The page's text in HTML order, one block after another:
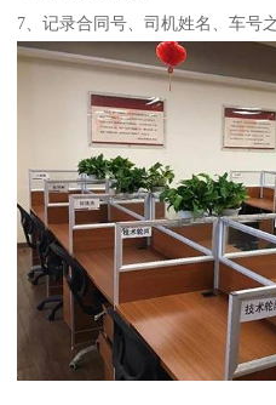
7、记录合同号、司机姓名、车号